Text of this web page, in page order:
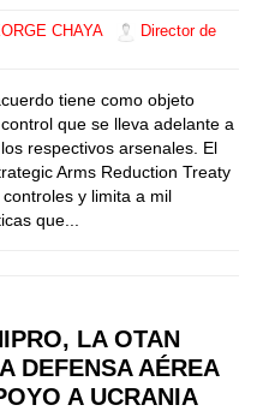
CHAYA
Director de
tiene como objeto
que se lleva adelante a
respectivos arsenales. El
Arms Reduction Treaty
y limita a mil
que...
LA OTAN
DEFENSA AÉREA
A UCRANIA